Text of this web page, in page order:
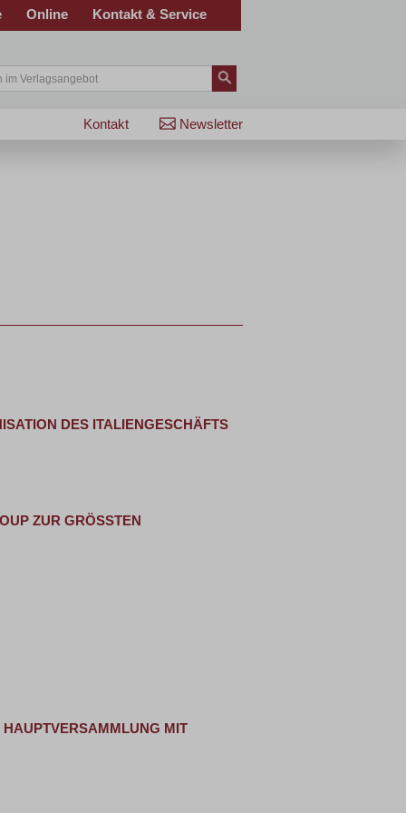
Online Kontakt & Service
Newsletter
Kontakt
DES ITALIENGESCHÄFTS
ZUR GRÖSSTEN M
MIT